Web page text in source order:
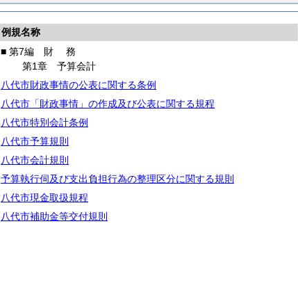
例規名称
■ 第7編 財 務
第1章 予算会計
八代市財政事情の公表に関する条例
八代市「財政事情」の作成及び公表に関する規程
八代市特別会計条例
八代市予算規則
八代市会計規則
予算執行伺及び支出負担行為の整理区分に関する規則
八代市現金取扱規程
八代市補助金等交付規則